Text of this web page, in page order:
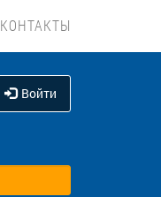
КОНТАКТЫ
Войти